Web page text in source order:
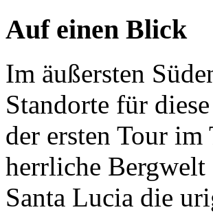
Auf einen Blick
Im äußersten
Standorte für
der ersten Tour
herrliche Bergwelt
Santa Lucia die